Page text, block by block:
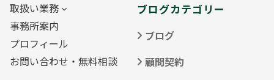
取扱い業務
事務所案内
プロフィール
お問い合わせ・無料相談
ブログカテゴリー
ブログ
顧問契約